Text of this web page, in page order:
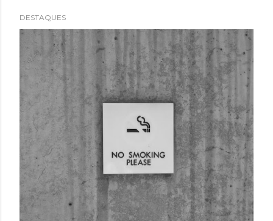
DESTAQUES